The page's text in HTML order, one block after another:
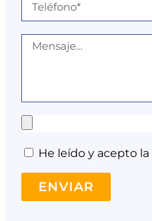
He leído y acepto la
ENVIAR